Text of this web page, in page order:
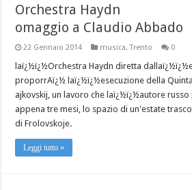
Orchestra Haydn
omaggio a Claudio Abbado
22 Gennaio 2014 musica,Trento 0
laï¿½ï¿½Orchestra Haydn diretta
proporrAï¿½ laï¿½ï¿½esecuzione della Quinta
ajkovskij, un lavoro che laï¿½ï¿½autore russo
appena tre mesi, lo spazio di un'estate
di Frolovskoje.
Leggi tutto »